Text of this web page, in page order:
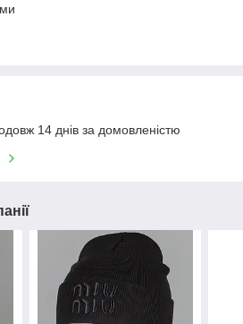
14 днів за домовленістю